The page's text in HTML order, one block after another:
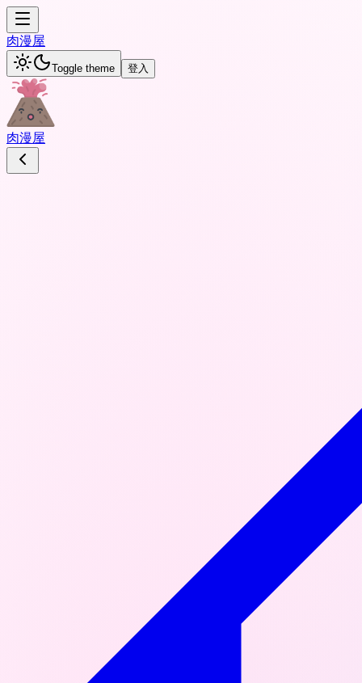
肉漫屋
Toggle theme 登入
肉漫屋